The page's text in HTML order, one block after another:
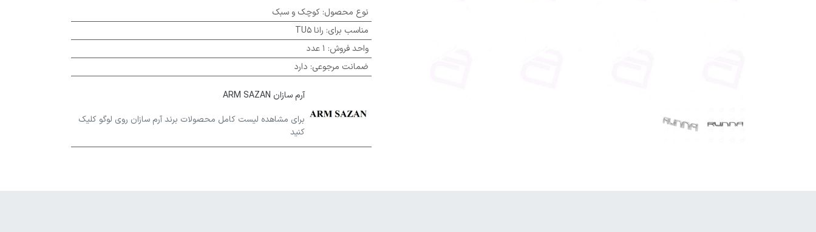
نوع محصول: کوچک و سبک
مناسب برای: رانا TU5
واحد فروش: 1 عدد
ضمانت مرجوعی: دارد
آرم سازان ARM SAZAN
برای مشاهده لیست کامل محصولات برند آرم سازان روی لوگو کلیک
کنید